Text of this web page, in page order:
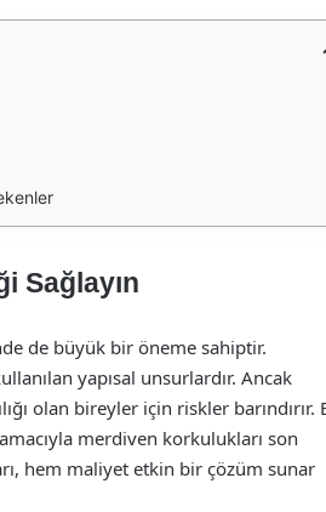
Sağlayın
de büyük bir öneme sahiptir.
yapısal unsurlardır. Ancak
olan bireyler için riskler barındırır.
merdiven korkulukları son
hem maliyet etkin bir çözüm sunar